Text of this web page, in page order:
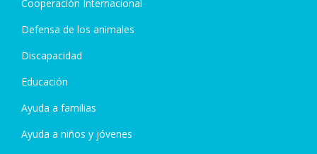
Cooperación Internacional
Defensa de los animales
Discapacidad
Educación
Ayuda a familias
Ayuda a niños y jóvenes